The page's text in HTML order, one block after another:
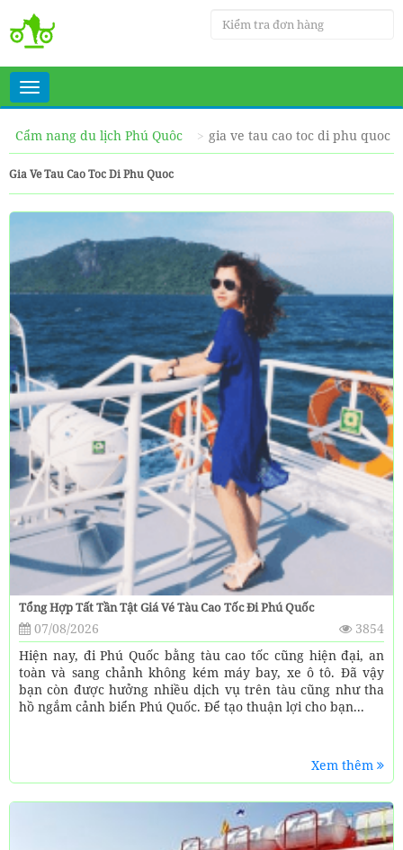
Toggle
navigation
Cẩm nang du lịch Phú Quôc
gia ve tau cao toc di phu quoc
Gia Ve Tau Cao Toc Di Phu Quoc
Tổng Hợp Tất Tần Tật Giá Vé Tàu Cao Tốc Đi Phú Quốc
07/08/2026
3854
Hiện nay, đi Phú Quốc bằng tàu cao tốc cũng hiện đại, an
toàn và sang chảnh không kém máy bay, xe ô tô. Đã vậy
bạn còn được hưởng nhiều dịch vụ trên tàu cũng như tha
hồ ngắm cảnh biển Phú Quốc. Để tạo thuận lợi cho bạn...
Xem thêm